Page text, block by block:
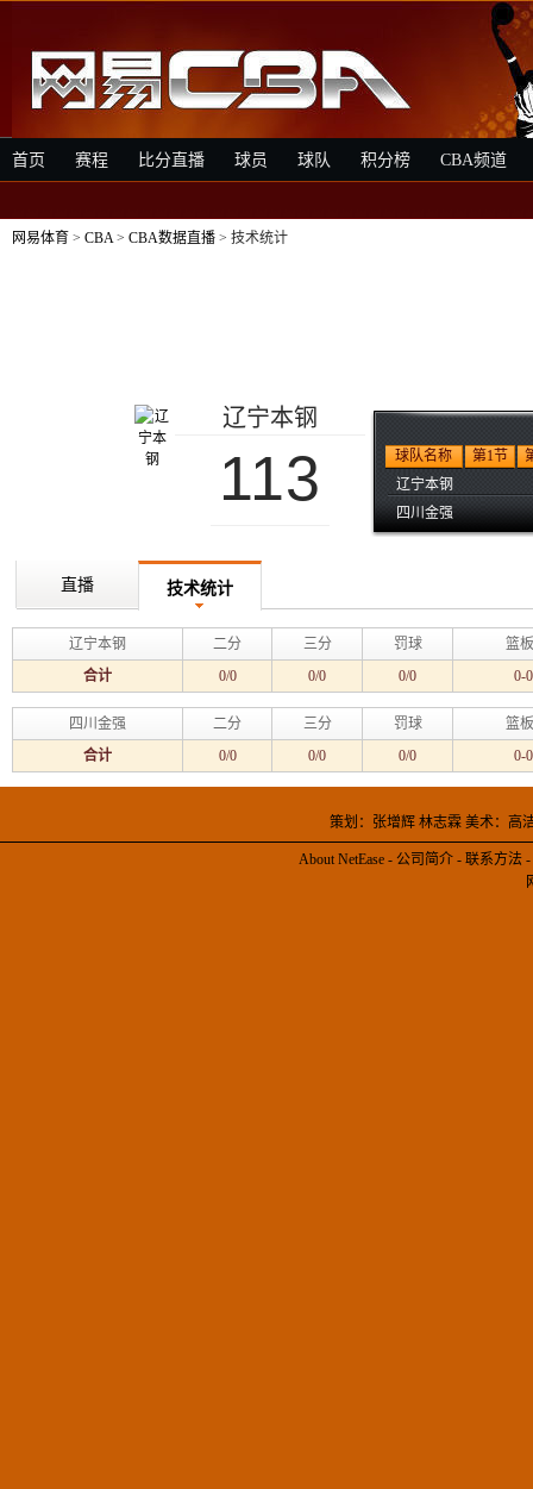
首页 赛程 比分直播 球员 球队 积分榜 CBA频道
网易体育 > CBA> CBA数据直播 > 技术统计
辽宁本钢
113 球队名称 第1节
辽宁本钢
四川金强
直播 技术统计
辽宁本钢 二分 三分 罚球
篮
合计
0/0 0/0 0/0 0-
四川金强 二分 三分 罚球
篮
合计
0/0 0/0 0/0 0-
策划：张增辉 林志霖 美术：
About NetEase - 公司简介 - 联系方法 -